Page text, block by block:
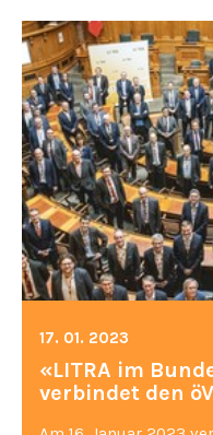
17. 01. 2023
«LITRA im
verbindet den